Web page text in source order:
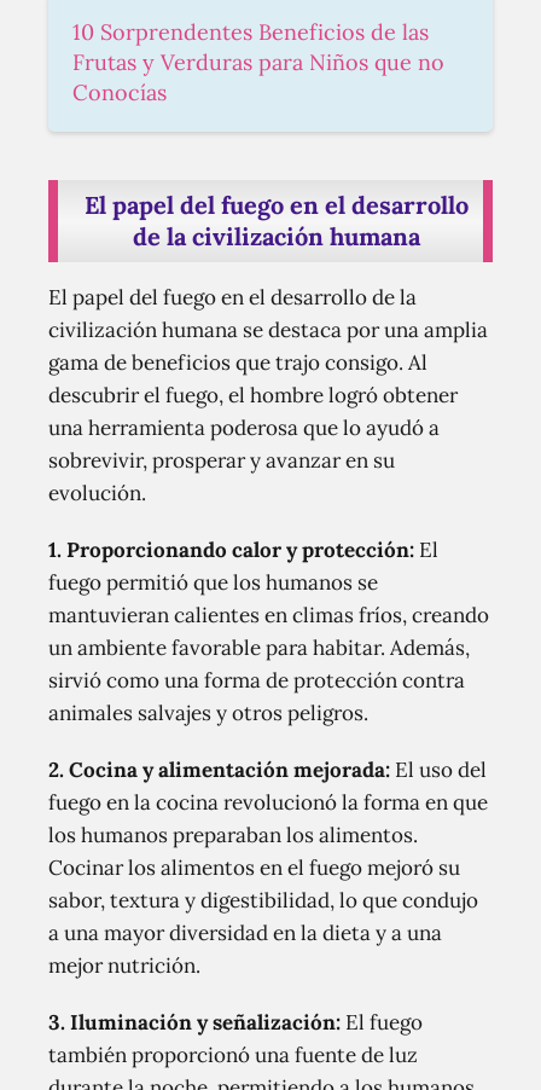
10 Sorprendentes Beneficios de las
Frutas y Verduras para Niños que no
Conocías
El papel del fuego en el desarrollo
de la civilización humana
El papel del fuego en el desarrollo de la
civilización humana se destaca por una amplia
gama de beneficios que trajo consigo. Al
descubrir el fuego, el hombre logró obtener
una herramienta poderosa que lo ayudó a
sobrevivir, prosperar y avanzar en su
evolución.
1. Proporcionando calor y protección: El
fuego permitió que los humanos se
mantuvieran calientes en climas fríos, creando
un ambiente favorable para habitar. Además,
sirvió como una forma de protección contra
animales salvajes y otros peligros.
2. Cocina y alimentación mejorada: El uso del
fuego en la cocina revolucionó la forma en que
los humanos preparaban los alimentos.
Cocinar los alimentos en el fuego mejoró su
sabor, textura y digestibilidad, lo que condujo
a una mayor diversidad en la dieta y a una
mejor nutrición.
3. Iluminación y señalización: El fuego
también proporcionó una fuente de luz